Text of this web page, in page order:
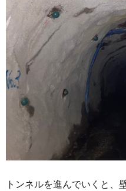
トンネルを進んでいくと、